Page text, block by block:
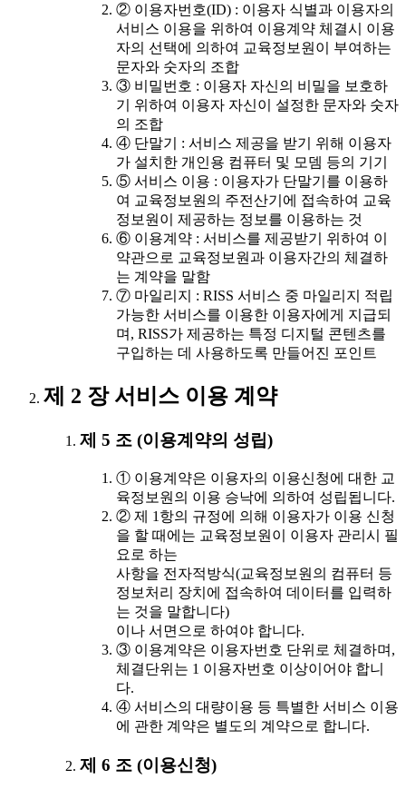
② 이용자번호(ID) : 이용자 식별과 이용자의
서비스 이용을 위하여 이용계약 체결시 이용
자의 선택에 의하여 교육정보원이 부여하는
문자와 숫자의 조합
③ 비밀번호 : 이용자 자신의 비밀을 보호하
기 위하여 이용자 자신이 설정한 문자와 숫자
의 조합
④ 단말기 : 서비스 제공을 받기 위해 이용자
가 설치한 개인용 컴퓨터 및 모뎀 등의 기기
⑤ 서비스 이용 : 이용자가 단말기를 이용하
여 교육정보원의 주전산기에 접속하여 교육
정보원이 제공하는 정보를 이용하는 것
⑥ 이용계약 : 서비스를 제공받기 위하여 이
약관으로 교육정보원과 이용자간의 체결하
는 계약을 말함
⑦ 마일리지 : RISS 서비스 중 마일리지 적립
가능한 서비스를 이용한 이용자에게 지급되
며, RISS가 제공하는 특정 디지털 콘텐츠를
구입하는 데 사용하도록 만들어진 포인트
제 2 장 서비스 이용 계약
제 5 조 (이용계약의 성립)
① 이용계약은 이용자의 이용신청에 대한 교
육정보원의 이용 승낙에 의하여 성립됩니다.
② 제 1항의 규정에 의해 이용자가 이용 신청
을 할 때에는 교육정보원이 이용자 관리시 필
요로 하는
사항을 전자적방식(교육정보원의 컴퓨터 등
정보처리 장치에 접속하여 데이터를 입력하
는 것을 말합니다)
이나 서면으로 하여야 합니다.
③ 이용계약은 이용자번호 단위로 체결하며,
체결단위는 1 이용자번호 이상이어야 합니
다.
④ 서비스의 대량이용 등 특별한 서비스 이용
에 관한 계약은 별도의 계약으로 합니다.
제 6 조 (이용신청)